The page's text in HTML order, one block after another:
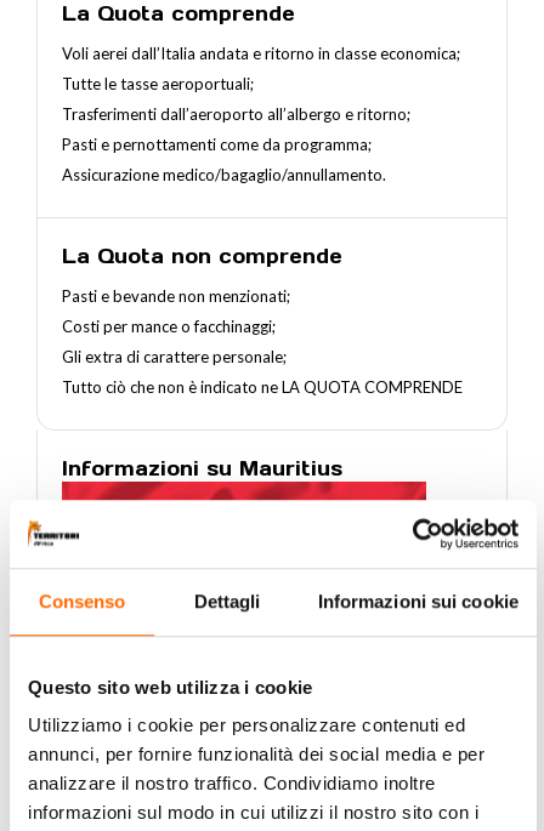
Consenso Dettagli Informazioni sui cookie
Questo sito web utilizza i cookie
Utilizziamo i cookie per personalizzare contenuti ed
annunci, per fornire funzionalità dei social media e per
analizzare il nostro traffico. Condividiamo inoltre
informazioni sul modo in cui utilizzi il nostro sito con i
La Quota comprende
Voli aerei dall’Italia andata e ritorno in classe economica;
Tutte le tasse aeroportuali;
Trasferimenti dall’aeroporto all’albergo e ritorno;
Pasti e pernottamenti come da programma;
Assicurazione medico/bagaglio/annullamento.
La Quota non comprende
Pasti e bevande non menzionati;
Costi per mance o facchinaggi;
Gli extra di carattere personale;
Tutto ciò che non è indicato ne LA QUOTA COMPRENDE
Informazioni su Mauritius
Note